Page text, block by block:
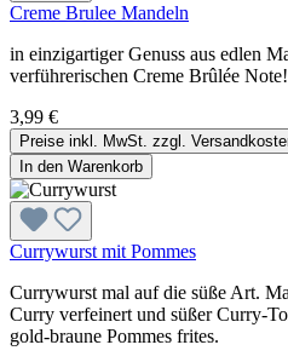
Creme Brulee Mandeln
in einzigartiger Genuss aus edlen
verführerischen Creme Brûlée Note!
3,99 €
Preise inkl. MwSt. zzgl.
In den Warenkorb
Currywurst mit Pommes
Currywurst mal auf die süße Art.
Curry verfeinert und süßer Curry-
gold-braune Pommes frites.